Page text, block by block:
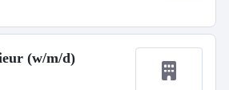
(w/m/d)